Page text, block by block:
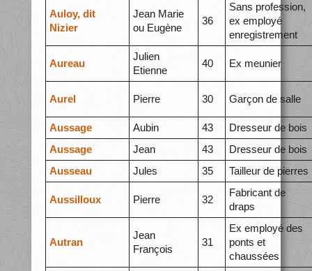
Auloy, dit
Nizier
Jean Marie
ou Eugène
36
Sans profession,
ex employé
enregistrement
Aureau
Julien
Etienne
40 Ex meunier
Aurel Pierre 30 Garçon de salle
Aussage Aubin 43
Dresseur de bois
Aussage
Jean 43
Dresseur de bois
Ausseau
Jules 35 Tailleur de pierres
Aussilloux Pierre 32
Fabricant de
draps
Autran
Jean
François
31
Ex employé des
ponts et
chaussées